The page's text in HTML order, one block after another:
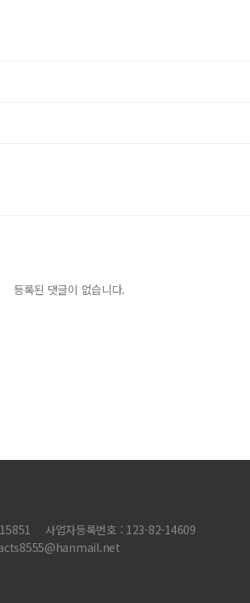
등록된 댓글이 없습니다.
사업자등록번호 : 123-82-14609